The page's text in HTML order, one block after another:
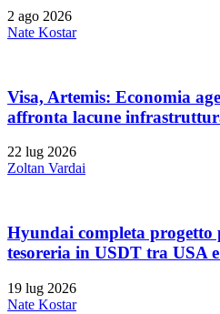
2 ago 2026
Nate Kostar
Visa, Artemis: Economia
affronta lacune
22 lug 2026
Zoltan Vardai
Hyundai completa progetto
tesoreria in USDT tra USA e
19 lug 2026
Nate Kostar